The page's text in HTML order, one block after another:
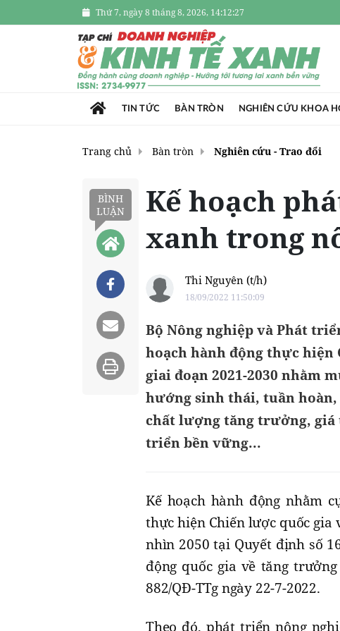
Thứ 7, ngày 8 tháng 8, 2026, 14:12:28
TIN TỨC BÀN TRÒN NGHIÊN CỨU KHOA
Trang chủ Bàn tròn Nghiên cứu - Trao đổi
BÌNH
LUẬN
Kế hoạch
xanh trong
Thi Nguyên (t/h)
18/09/2022 11:50:09
Bộ Nông nghiệp và Phát
hoạch hành động thực
giai đoạn 2021-2030 nhằm
hướng sinh thái, tuần
chất lượng tăng trưởng,
triển bền vững...
Kế hoạch hành động nhằm
thực hiện Chiến lược quốc gia
nhìn 2050 tại Quyết định số
động quốc gia về tăng
882/QĐ-TTg ngày 22-7-2022.
Theo đó, phát triển nông